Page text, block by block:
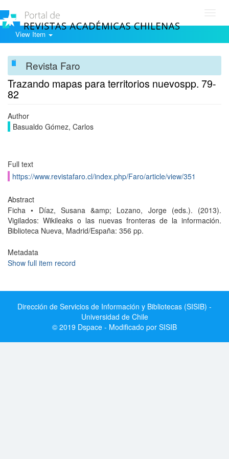
View Item
Revista Faro
Trazando mapas para territorios nuevospp. 79-
82
Author
Basualdo Gómez, Carlos
Full text
https://www.revistafaro.cl/index.php/Faro/article/view/351
Abstract
Ficha • Díaz, Susana &amp; Lozano, Jorge (eds.). (2013).
Vigilados: Wikileaks o las nuevas fronteras de la información.
Biblioteca Nueva, Madrid/España: 356 pp.
Metadata
Show full item record
Dirección de Servicios de Información y Bibliotecas (SISIB) -
Universidad de Chile
© 2019 Dspace - Modificado por SISIB